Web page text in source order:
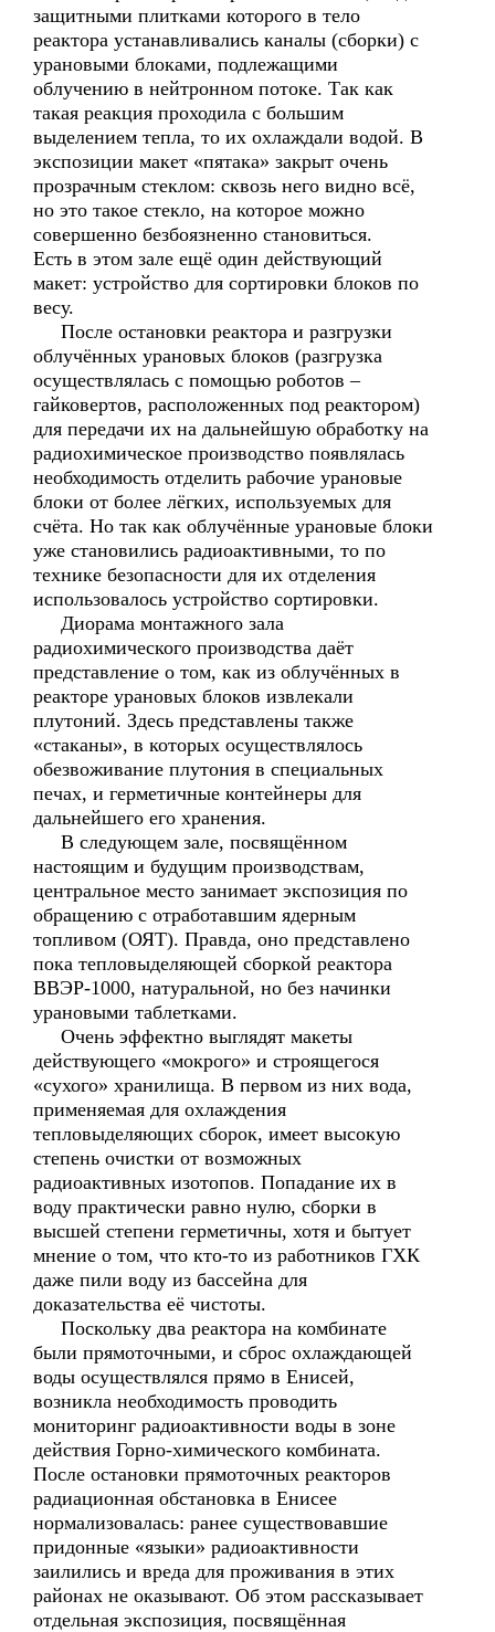
защитными плитками которого в тело
реактора устанавливались каналы (сборки) с
урановыми блоками, подлежащими
облучению в нейтронном потоке. Так как
такая реакция проходила с большим
выделением тепла, то их охлаждали водой. В
экспозиции макет «пятака» закрыт очень
прозрачным стеклом: сквозь него видно всё,
но это такое стекло, на которое можно
совершенно безбоязненно становиться.
Есть в этом зале ещё один действующий
макет: устройство для сортировки блоков по
весу.
После остановки реактора и разгрузки
облучённых урановых блоков (разгрузка
осуществлялась с помощью роботов –
гайковертов, расположенных под реактором)
для передачи их на дальнейшую обработку на
радиохимическое производство появлялась
необходимость отделить рабочие урановые
блоки от более лёгких, используемых для
счёта. Но так как облучённые урановые блоки
уже становились радиоактивными, то по
технике безопасности для их отделения
использовалось устройство сортировки.
Диорама монтажного зала
радиохимического производства даёт
представление о том, как из облучённых в
реакторе урановых блоков извлекали
плутоний. Здесь представлены также
«стаканы», в которых осуществлялось
обезвоживание плутония в специальных
печах, и герметичные контейнеры для
дальнейшего его хранения.
В следующем зале, посвящённом
настоящим и будущим производствам,
центральное место занимает экспозиция по
обращению с отработавшим ядерным
топливом (ОЯТ). Правда, оно представлено
пока тепловыделяющей сборкой реактора
ВВЭР-1000, натуральной, но без начинки
урановыми таблетками.
Очень эффектно выглядят макеты
действующего «мокрого» и строящегося
«сухого» хранилища. В первом из них вода,
применяемая для охлаждения
тепловыделяющих сборок, имеет высокую
степень очистки от возможных
радиоактивных изотопов. Попадание их в
воду практически равно нулю, сборки в
высшей степени герметичны, хотя и бытует
мнение о том, что кто-то из работников ГХК
даже пили воду из бассейна для
доказательства её чистоты.
Поскольку два реактора на комбинате
были прямоточными, и сброс охлаждающей
воды осуществлялся прямо в Енисей,
возникла необходимость проводить
мониторинг радиоактивности воды в зоне
действия Горно-химического комбината.
После остановки прямоточных реакторов
радиационная обстановка в Енисее
нормализовалась: ранее существовавшие
придонные «языки» радиоактивности
заилились и вреда для проживания в этих
районах не оказывают. Об этом рассказывает
отдельная экспозиция, посвящённая